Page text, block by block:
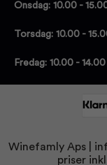
Onsdag: 10.00 -
Torsdag: 10.00 -
Fredag: 10.00 - 14.00
Winefamly Aps |
priser